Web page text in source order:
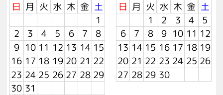
日 月 火 水 木 金 土
1
2
3 4 5 6 7
8
9 10 11 12 13 14 15
16 17 18 19 20 21 22
23 24 25 26 27 28 29
30 31
日 月 火 水 木 金 土
1
2 3 4
5
6
7 8 9 10 11 12
13 14 15 16 17 18 19
20 21 22 23 24 25 26
27 28 29 30